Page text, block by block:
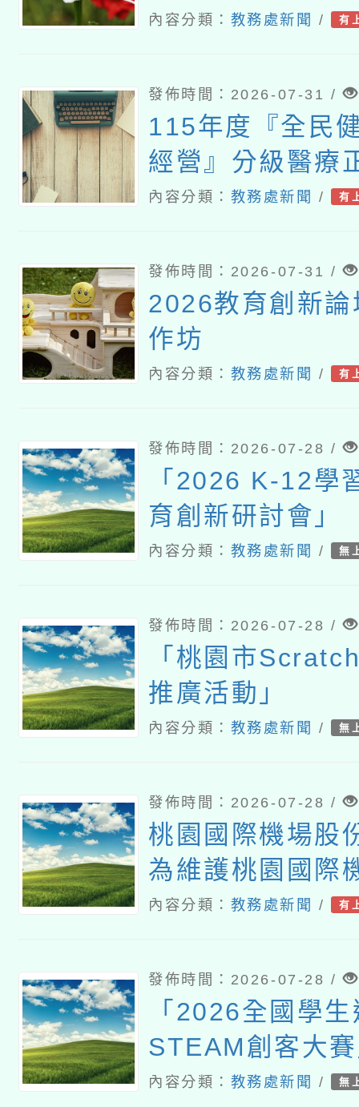
內容分類： 教務處新聞 / 有
發佈時間：2026-07-31 /
115年度『全民
經營』分級醫療
養導向沉浸式體
內容分類： 教務處新聞 / 有
發佈時間：2026-07-31 /
2026教育創新
作坊
內容分類： 教務處新聞 / 有
發佈時間：2026-07-28 /
「2026 K-12學
育創新研討會」
內容分類： 教務處新聞 / 無
發佈時間：2026-07-28 /
「桃園市
推廣活動」
內容分類： 教務處新聞 / 無
發佈時間：2026-07-28 /
桃園國際機場股
為維護桃園國際
全，宣導各單位
制遙控無人機飛
內容分類： 教務處新聞 / 有
發佈時間：2026-07-28 /
「2026全國學
STEAM創客大
內容分類： 教務處新聞 / 無